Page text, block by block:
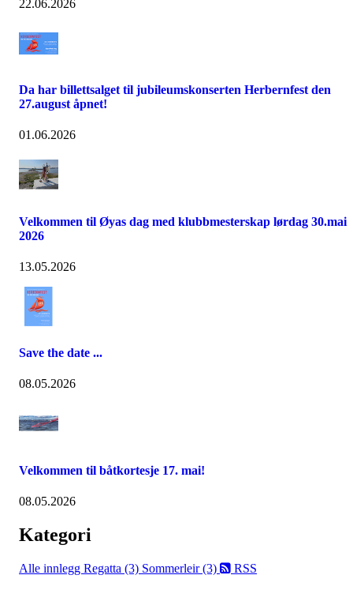
22.06.2026
Da har billettsalget til jubileumskonserten Herbernfest den
27.august åpnet!
01.06.2026
Velkommen til Øyas dag med klubbmesterskap lørdag 30.mai
2026
13.05.2026
Save the date ...
08.05.2026
Velkommen til båtkortesje 17. mai!
08.05.2026
Kategori
Alle innlegg Regatta (3) Sommerleir (3) RSS